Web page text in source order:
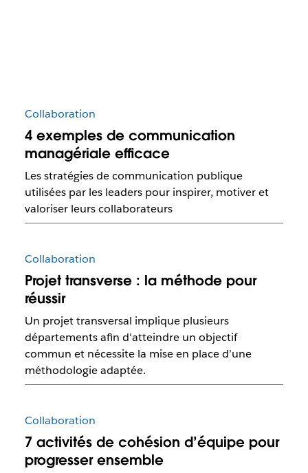
Collaboration
4 exemples de communication
managériale efficace
Les stratégies de communication publique
utilisées par les leaders pour inspirer, motiver et
valoriser leurs collaborateurs
Collaboration
Projet transverse : la méthode pour
réussir
Un projet transversal implique plusieurs
départements afin d'atteindre un objectif
commun et nécessite la mise en place d’une
méthodologie adaptée.
Collaboration
7 activités de cohésion d’équipe pour
progresser ensemble